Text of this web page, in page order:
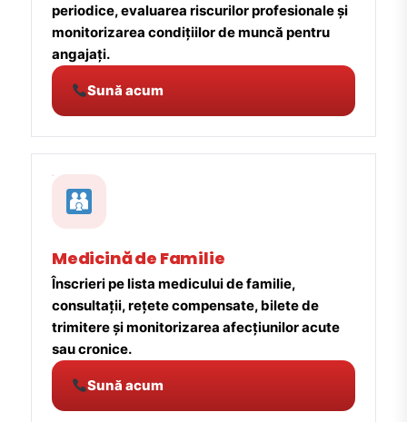
periodice, evaluarea riscurilor profesionale și
monitorizarea condițiilor de muncă pentru
angajați.
Sună acum
Medicină de Familie
Înscrieri pe lista medicului de familie,
consultații, rețete compensate, bilete de
trimitere și monitorizarea afecțiunilor acute
sau cronice.
Sună acum